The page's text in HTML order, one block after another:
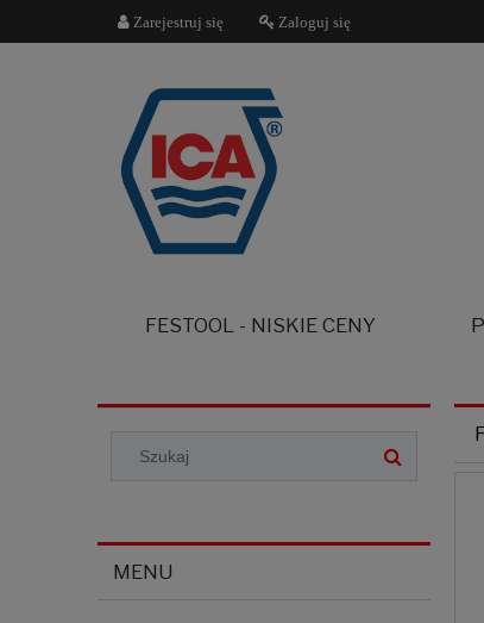
Zarejestruj się Zaloguj się
FESTOOL - NISKIE CENY
MENU